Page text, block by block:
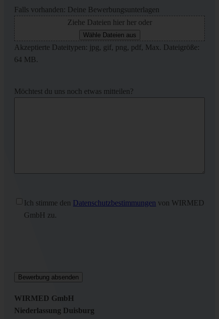
Falls vorhanden: Deine Bewerbungsunterlagen
Ziehe Dateien hier her oder
Wähle Dateien aus
Akzeptierte Dateitypen: jpg, gif, png, pdf, Max. Dateigröße:
64 MB.
Möchtest du uns noch etwas mitteilen?
Ohne
Titel(erforderlich)
Ich stimme den Datenschutzbestimmungen von WIRMED
GmbH zu.
WIRMED GmbH
Niederlassung Duisburg